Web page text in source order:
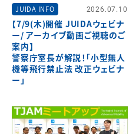
JUIDA INFO 2026.07.10
【7/9(木)開催 JUIDAウェビナ
ー/ アーカイブ動画ご視聴のご
案内】
警察庁室長が解説！「小型無人
機等飛行禁止法 改正ウェビナ
ー」